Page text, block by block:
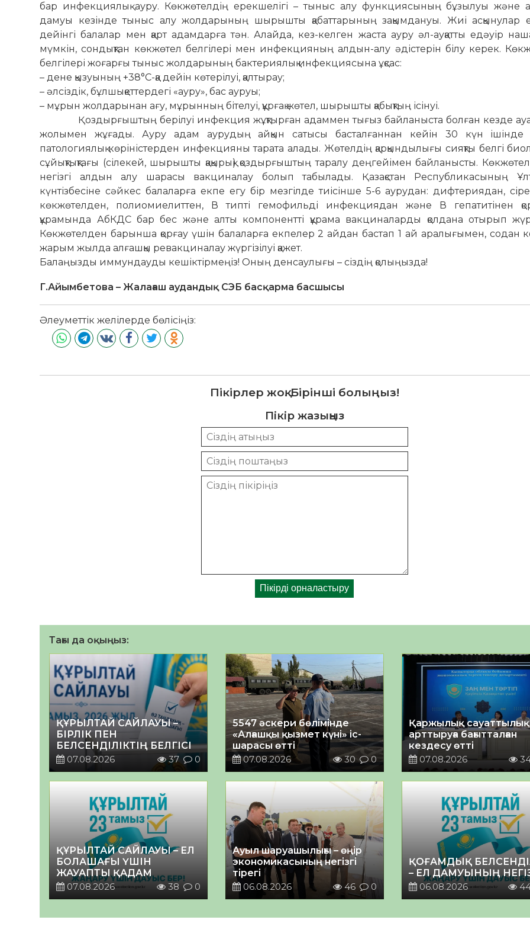
бар инфекциялық ауру. Көкжөтелдің ерекшелігі – тыныс алу функциясының бұзылуы және
дамуы кезінде тыныс алу жолдарының шырышты қабаттарының зақымдануы. Жиі асқынулар
дейінгі балалар мен қарт адамдарға тән. Алайда, кез-келген жаста ауру әл-ауқатты едәуір
мүмкін, сондықтан көкжөтел белгілері мен инфекцияның алдын-алу әдістерін білу керек.
белгілері жоғарғы тыныс жолдарының бактериялық инфекциясына ұқсас:
– дене қызуының +38°С-қа дейін көтерілуі, қалтырау;
– әлсіздік, бұлшықеттердегі «ауру», бас ауруы;
– мұрын жолдарынан ағу, мұрынның бітелуі, құрғақ жөтел, шырышты қабықтың ісінуі.
Қоздырғыштың берілуі инфекция жұқтырған адаммен тығыз байланыста болған кезде
жолымен жұғады. Ауру адам аурудың айқын сатысы басталғаннан кейін 30 күн ішінде
патологиялық көріністерден инфекцияны тарата алады. Жөтелдің қарқындылығы сияқты белгі
сұйықтықтағы (сілекей, шырышты қақырық) қоздырғыштың таралу деңгейімен байланысты.
негізгі алдын алу шарасы вакциналау болып табылады. Қазақстан Республикасының
күнтізбесіне сәйкес балаларға екпе егу бір мезгілде тиісінше 5-6 аурудан: дифтериядан,
көкжөтелден, полиомиелиттен, В типті гемофильді инфекциядан және В гепатитінен
құрамында АбКДС бар бес және алты компонентті құрама вакциналарды қолдана отырып
Көкжөтелден барынша қорғау үшін балаларға екпелер 2 айдан бастап 1 ай аралығымен, содан
жарым жылда алғашқы ревакциналау жүргізілуі қажет.
Балаңызды иммундауды кешіктірмеңіз! Оның денсаулығы – сіздің қолыңызда!
Г.Айымбетова – Жалағаш аудандық СЭБ басқарма басшысы
Әлеуметтік желілерде бөлісіңіз:
Пікірлер жоқ. Бірінші болыңыз!
Пікір жазыңыз
Тағы да оқыңыз:
ҚҰРЫЛТАЙ САЙЛАУЫ –
БІРЛІК ПЕН
БЕЛСЕНДІЛІКТІҢ БЕЛГІСІ
07.08.2026
37 0
5547 әскери бөлімінде
«Алғашқы қызмет күні» іс-
шарасы өтті
07.08.2026
30 0
Қаржылық
арттыруға бағытталған
кездесу өтті
07.08.2026
ҚҰРЫЛТАЙ САЙЛАУЫ – ЕЛ
БОЛАШАҒЫ ҮШІН
ЖАУАПТЫ ҚАДАМ
07.08.2026
38 0
Ауыл шаруашылығы – өңір
экономикасының негізгі
тірегі
06.08.2026
46 0
ҚОҒАМДЫҚ
– ЕЛ ДАМУЫНЫҢ
06.08.2026